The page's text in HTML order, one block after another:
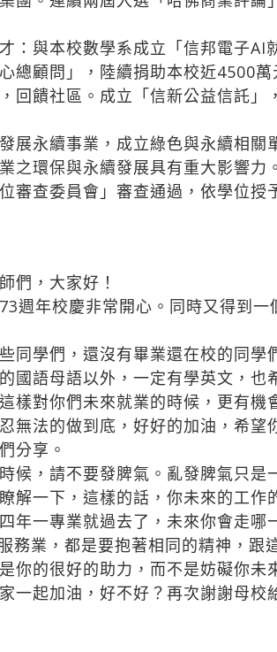
與本校數學系成立「信邦電子AI
總顧問」，陸續捐助本校近4500
回饋社區。成立「信新公益信託」
永續事業，成立綠色與永續相關
之環保與永續發展具有重大影響力。
查委員會」審查通過，依學位授
們，大家好！
年校慶非常開心。同時又得到一
學們，還沒有畢業還在校的同學
國語母語以外，一定有學英文，
樣對你們未來就業的時候，更有機
法的做到底，好好的加油，希望
分享。
候，請不要發脾氣。亂發脾氣只
解一下，這樣的話，你未來的工作
年一專業就過去了，未來你會走
業，都是要抱著相同的精神，跟
你的很好的助力，而不是妨礙你未
一起加油，好不好？再次謝謝母校